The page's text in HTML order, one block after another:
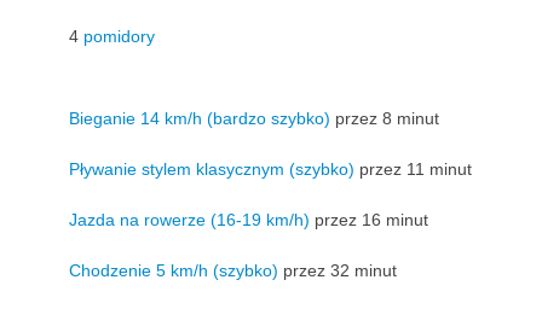
4 pomidory
Bieganie 14 km/h (bardzo szybko) przez 8 minut
Pływanie stylem klasycznym (szybko) przez 11 minut
Jazda na rowerze (16-19 km/h) przez 16 minut
Chodzenie 5 km/h (szybko) przez 32 minut